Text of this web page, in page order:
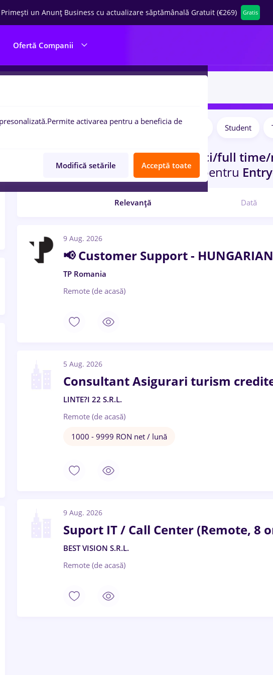
Primești un Anunț Business cu actualizare săptămânală Gratuit (€269) Gratis
Ofertă Companii
Student
remote/banci/full
level/varainRemote (de acasa) pentru
Relevanță Dată
9 Aug. 2026
📢 Customer Support -
TP Romania
Remote (de acasă)
5 Aug. 2026
Consultant Asigurari turism
LINTE?I 22 S.R.L.
Remote (de acasă)
1000 - 9999 RON net / lună
9 Aug. 2026
Suport IT / Call Center (Remote, 8
BEST VISION S.R.L.
Remote (de acasă)
Permite activarea pentru a beneficia de
Modifică setările Acceptă toate